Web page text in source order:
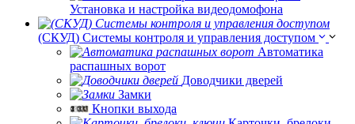
Установка и настройка видеодомофона
(СКУД) Системы контроля и управления доступом
Автоматика
распашных ворот
Доводчики дверей
Замки
Кнопки выхода